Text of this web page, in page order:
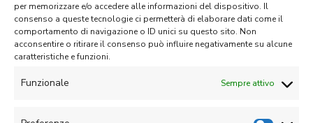
per memorizzare e/o accedere alle informazioni del dispositivo. Il
consenso a queste tecnologie ci permetterà di elaborare dati come il
comportamento di navigazione o ID unici su questo sito. Non
acconsentire o ritirare il consenso può influire negativamente su alcune
caratteristiche e funzioni.
Funzionale Sempre attivo
Eventi passati
Prossimi eventi
Senza categoria